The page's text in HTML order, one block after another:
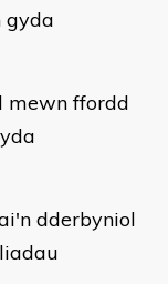
gyda
mewn ffordd
dderbyniol